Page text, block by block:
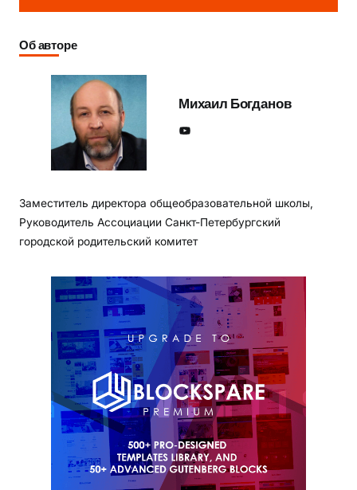
Об авторе
Михаил Богданов
YouTube
Заместитель директора общеобразовательной школы,
Руководитель Ассоциации Санкт-Петербургский
городской родительский комитет